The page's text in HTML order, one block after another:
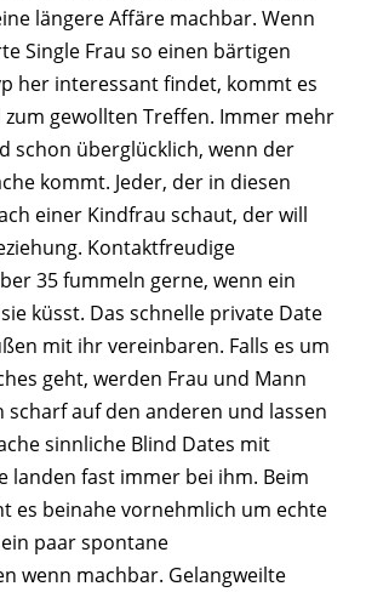
längere Affäre machbar. Wenn
Single Frau so einen bärtigen
her interessant findet, kommt es
gewollten Treffen. Immer mehr
schon überglücklich, wenn der
kommt. Jeder, der in diesen
einer Kindfrau schaut, der will
Kontaktfreudige
35 fummeln gerne, wenn ein
küsst. Das schnelle private Date
mit ihr vereinbaren. Falls es um
geht, werden Frau und Mann
scharf auf den anderen und lassen
sinnliche Blind Dates mit
landen fast immer bei ihm. Beim
es beinahe vornehmlich um echte
paar spontane
wenn machbar. Gelangweilte